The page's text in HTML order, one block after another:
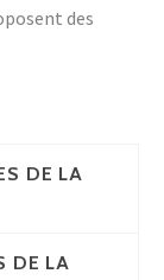
des
DE LA
DE LA